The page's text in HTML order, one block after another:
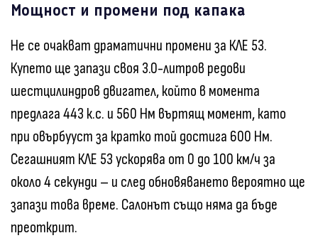
Мощност и промени под капака
Не се очакват драматични промени за КЛЕ 53.
Купето ще запази своя 3.0-литров редови
шестцилиндров двигател, който в момента
предлага 443 к.с. и 560 Нм въртящ момент, като
при овърбууст за кратко той достига 600 Нм.
Сегашният КЛЕ 53 ускорява от 0 до 100 км/ч за
около 4 секунди – и след обновяването вероятно ще
запази това време. Салонът също няма да бъде
преоткрит.